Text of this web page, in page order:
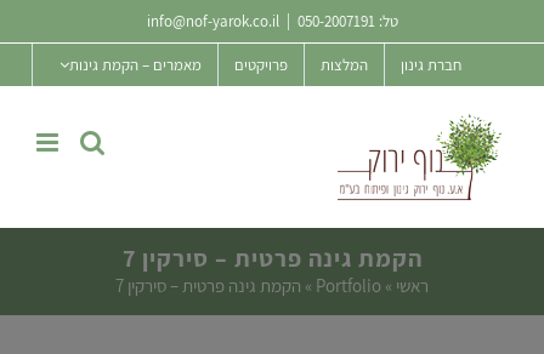
to
טל:050-2007191
info@nof-yarok.co.il
חברת גינון המלצות פרויקטים מאמרים – הקמת גינות
הקמת גינה פרטית – סירקין 7
ראשי »
Portfolio
» הקמת גינה פרטית – סירקין 7